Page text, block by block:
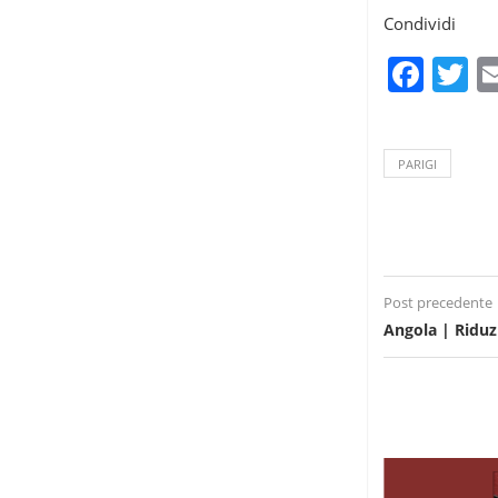
Condividi
PARIGI
Post precedente
Angola |